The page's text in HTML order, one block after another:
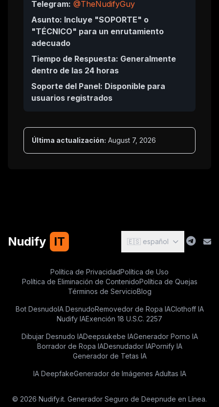
Telegram: @TheNudifyGuy
Asunto: Incluye "SOPORTE" o
"TÉCNICO" para un enrutamiento
adecuado
Tiempo de Respuesta: Generalmente
dentro de las 24 horas
Soporte del Panel: Disponible para
usuarios registrados
Última actualización: August 7, 2026
Nudify IT 🇪🇸 español
Política de PrivacidadPolítica de Uso
Política de Eliminación de ContenidoPolítica de Quejas
Términos de ServicioBlog
Bot DesnudoIA DesnudoRemovedor de Ropa IAClothoff IA
Nudify IAExención 18 U.S.C. 2257
Dibujar Desnudo IADeepsukebe IAGenerador Porno IA
Borrador de Ropa IADesnudador IAPornify IA
Generador de Tetas IA
IA DeepfakeGenerador de Imágenes Adultas IA
© 2026 Nudify.it. Generador Seguro de Deepnude en Línea.